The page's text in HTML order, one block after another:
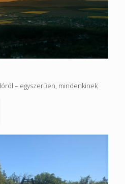
– egyszerűen, mindenkinek